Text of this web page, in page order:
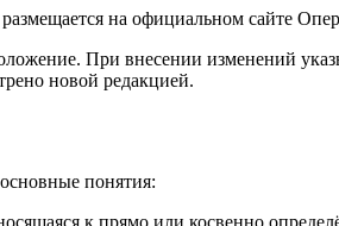
на официальном сайте
При внесении изменений
новой редакцией.
понятия:
к прямо или косвенно